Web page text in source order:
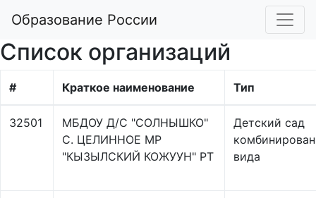
Образование России
Список организаций
# Краткое наименование Тип
32501
МБДОУ Д/С "СОЛНЫШКО"
С. ЦЕЛИННОЕ МР
"КЫЗЫЛСКИЙ КОЖУУН" РТ
Детский сад
вида